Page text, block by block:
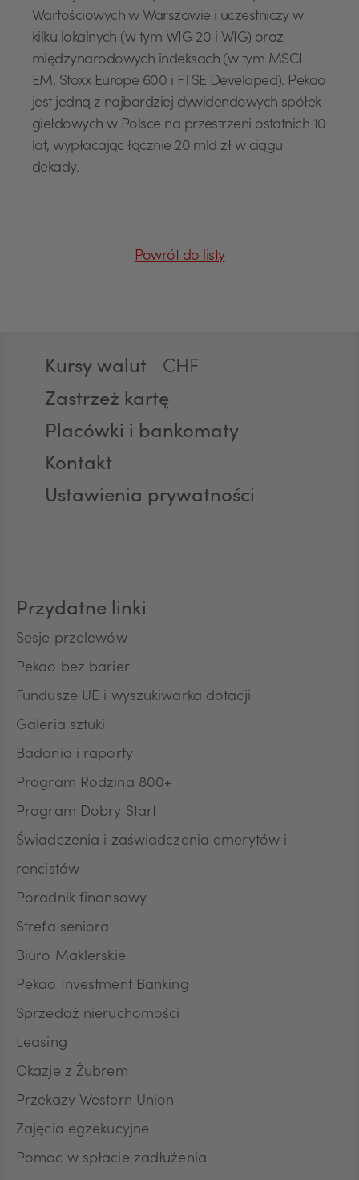
Wartościowych w Warszawie i uczestniczy w
kilku lokalnych (w tym WIG 20 i WIG) oraz
międzynarodowych indeksach (w tym MSCI
EM, Stoxx Europe 600 i FTSE Developed). Pekao
jest jedną z najbardziej dywidendowych spółek
giełdowych w Polsce na przestrzeni ostatnich 10
lat, wypłacając łącznie 20 mld zł w ciągu
dekady.
Powrót do listy
Kursy walut CHF
AED
AUD
JPY
DKK
SEK
TRY
Zastrzeż kartę
Placówki i bankomaty
Kontakt
Ustawienia prywatności
Przydatne linki
Sesje przelewów
Pekao bez barier
Fundusze UE i wyszukiwarka dotacji
Galeria sztuki
Badania i raporty
Program Rodzina 800+
Program Dobry Start
Świadczenia i zaświadczenia emerytów i
rencistów
Poradnik finansowy
Strefa seniora
Biuro Maklerskie
Pekao Investment Banking
Sprzedaż nieruchomości
Leasing
Okazje z Żubrem
Przekazy Western Union
Zajęcia egzekucyjne
Pomoc w spłacie zadłużenia